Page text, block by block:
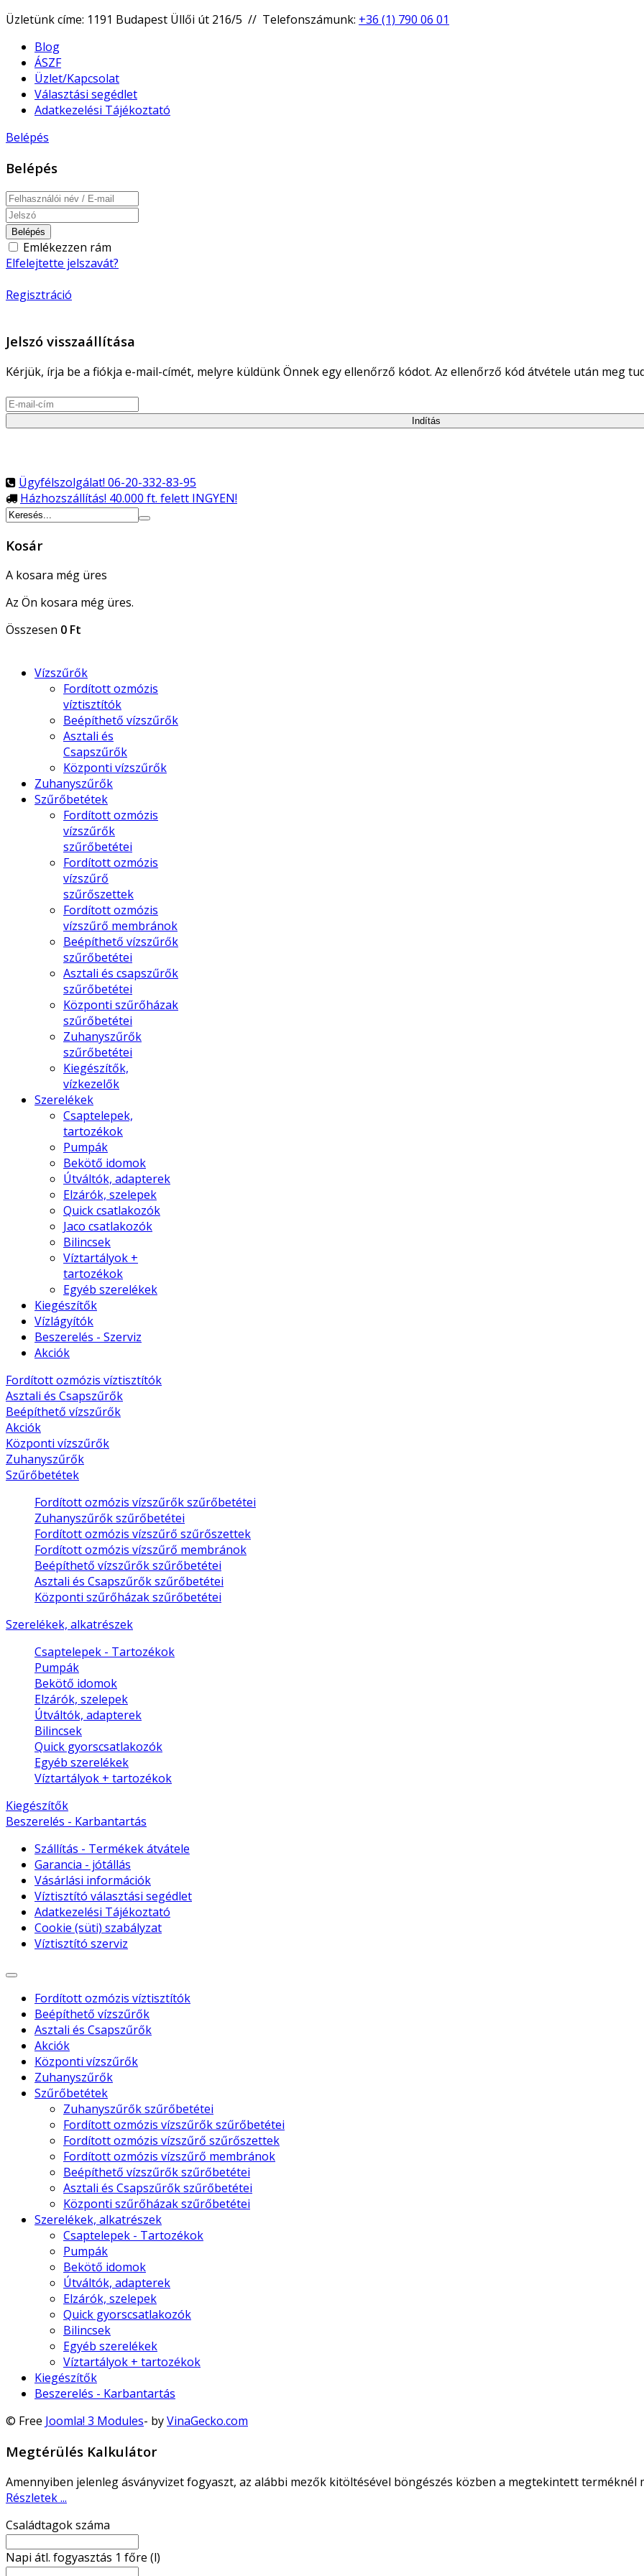
Üzletünk címe: 1191 Budapest Üllői út 216/5 // Telefonszámunk: +36 (1) 790 06 01
Blog
ÁSZF
Üzlet/Kapcsolat
Választási segédlet
Adatkezelési Tájékoztató
Belépés
Belépés
Belépés
Emlékezzen rám
Elfelejtette jelszavát?
Regisztráció
Jelszó visszaállítása
Kérjük, írja be a fiókja e-mail-címét, melyre küldünk Önnek egy ellenőrző kódot. Az ellenőrző kód átvétele után meg
Indítás
Ügyfélszolgálat! 06-20-332-83-95
Házhozszállítás! 40.000 ft. felett INGYEN!
Kosár
A kosara még üres
Az Ön kosara még üres.
Összesen 0 Ft
Vízszűrők
Fordított ozmózis
víztisztítók
Beépíthető vízszűrők
Asztali és
Csapszűrők
Központi vízszűrők
Zuhanyszűrők
Szűrőbetétek
Fordított ozmózis
vízszűrők
szűrőbetétei
Fordított ozmózis
vízszűrő
szűrőszettek
Fordított ozmózis
vízszűrő membránok
Beépíthető vízszűrők
szűrőbetétei
Asztali és csapszűrők
szűrőbetétei
Központi szűrőházak
szűrőbetétei
Zuhanyszűrők
szűrőbetétei
Kiegészítők,
vízkezelők
Szerelékek
Csaptelepek,
tartozékok
Pumpák
Bekötő idomok
Útváltók, adapterek
Elzárók, szelepek
Quick csatlakozók
Jaco csatlakozók
Bilincsek
Víztartályok +
tartozékok
Egyéb szerelékek
Kiegészítők
Vízlágyítók
Beszerelés - Szerviz
Akciók
Fordított ozmózis víztisztítók
Asztali és Csapszűrők
Beépíthető vízszűrők
Akciók
Központi vízszűrők
Zuhanyszűrők
Szűrőbetétek
Fordított ozmózis vízszűrők szűrőbetétei
Zuhanyszűrők szűrőbetétei
Fordított ozmózis vízszűrő szűrőszettek
Fordított ozmózis vízszűrő membránok
Beépíthető vízszűrők szűrőbetétei
Asztali és Csapszűrők szűrőbetétei
Központi szűrőházak szűrőbetétei
Szerelékek, alkatrészek
Csaptelepek - Tartozékok
Pumpák
Bekötő idomok
Elzárók, szelepek
Útváltók, adapterek
Bilincsek
Quick gyorscsatlakozók
Egyéb szerelékek
Víztartályok + tartozékok
Kiegészítők
Beszerelés - Karbantartás
Szállítás - Termékek átvátele
Garancia - jótállás
Vásárlási információk
Víztisztító választási segédlet
Adatkezelési Tájékoztató
Cookie (süti) szabályzat
Víztisztító szerviz
Fordított ozmózis víztisztítók
Beépíthető vízszűrők
Asztali és Csapszűrők
Akciók
Központi vízszűrők
Zuhanyszűrők
Szűrőbetétek
Zuhanyszűrők szűrőbetétei
Fordított ozmózis vízszűrők szűrőbetétei
Fordított ozmózis vízszűrő szűrőszettek
Fordított ozmózis vízszűrő membránok
Beépíthető vízszűrők szűrőbetétei
Asztali és Csapszűrők szűrőbetétei
Központi szűrőházak szűrőbetétei
Szerelékek, alkatrészek
Csaptelepek - Tartozékok
Pumpák
Bekötő idomok
Útváltók, adapterek
Elzárók, szelepek
Quick gyorscsatlakozók
Bilincsek
Egyéb szerelékek
Víztartályok + tartozékok
Kiegészítők
Beszerelés - Karbantartás
© Free Joomla! 3 Modules- byVinaGecko.com
Megtérülés Kalkulátor
Amennyiben jelenleg ásványvizet fogyaszt, az alábbi mezők kitöltésével böngészés közben a megtekintett terméknél
Részletek ...
Családtagok száma
Napi átl. fogyasztás 1 főre (l)